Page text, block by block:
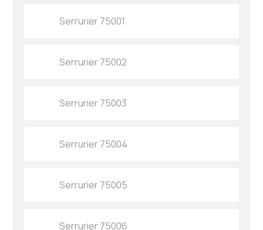
Serrurier 75001
Serrurier 75002
Serrurier 75003
Serrurier 75004
Serrurier 75005
Serrurier 75006